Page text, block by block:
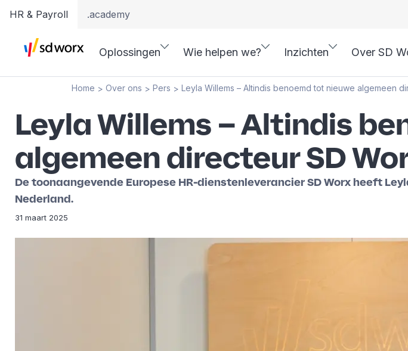
HR & Payroll .academy
Oplossingen Wie helpen we? Inzichten Over SD
Home > Over ons > Pers > Leyla Willems – Altindis benoemd tot nieuwe algemeen
Leyla Willems – Altindis
algemeen directeur SD
De toonaangevende Europese HR-dienstenleverancier SD Worx heeft
Nederland.
31 maart 2025